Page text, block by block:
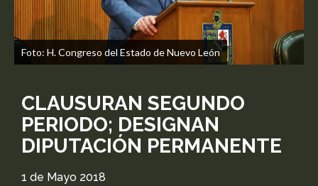
Foto: H. Congreso del Estado de Nuevo León
CLAUSURAN SEGUNDO
PERIODO; DESIGNAN
DIPUTACIÓN PERMANENTE
1 de Mayo 2018